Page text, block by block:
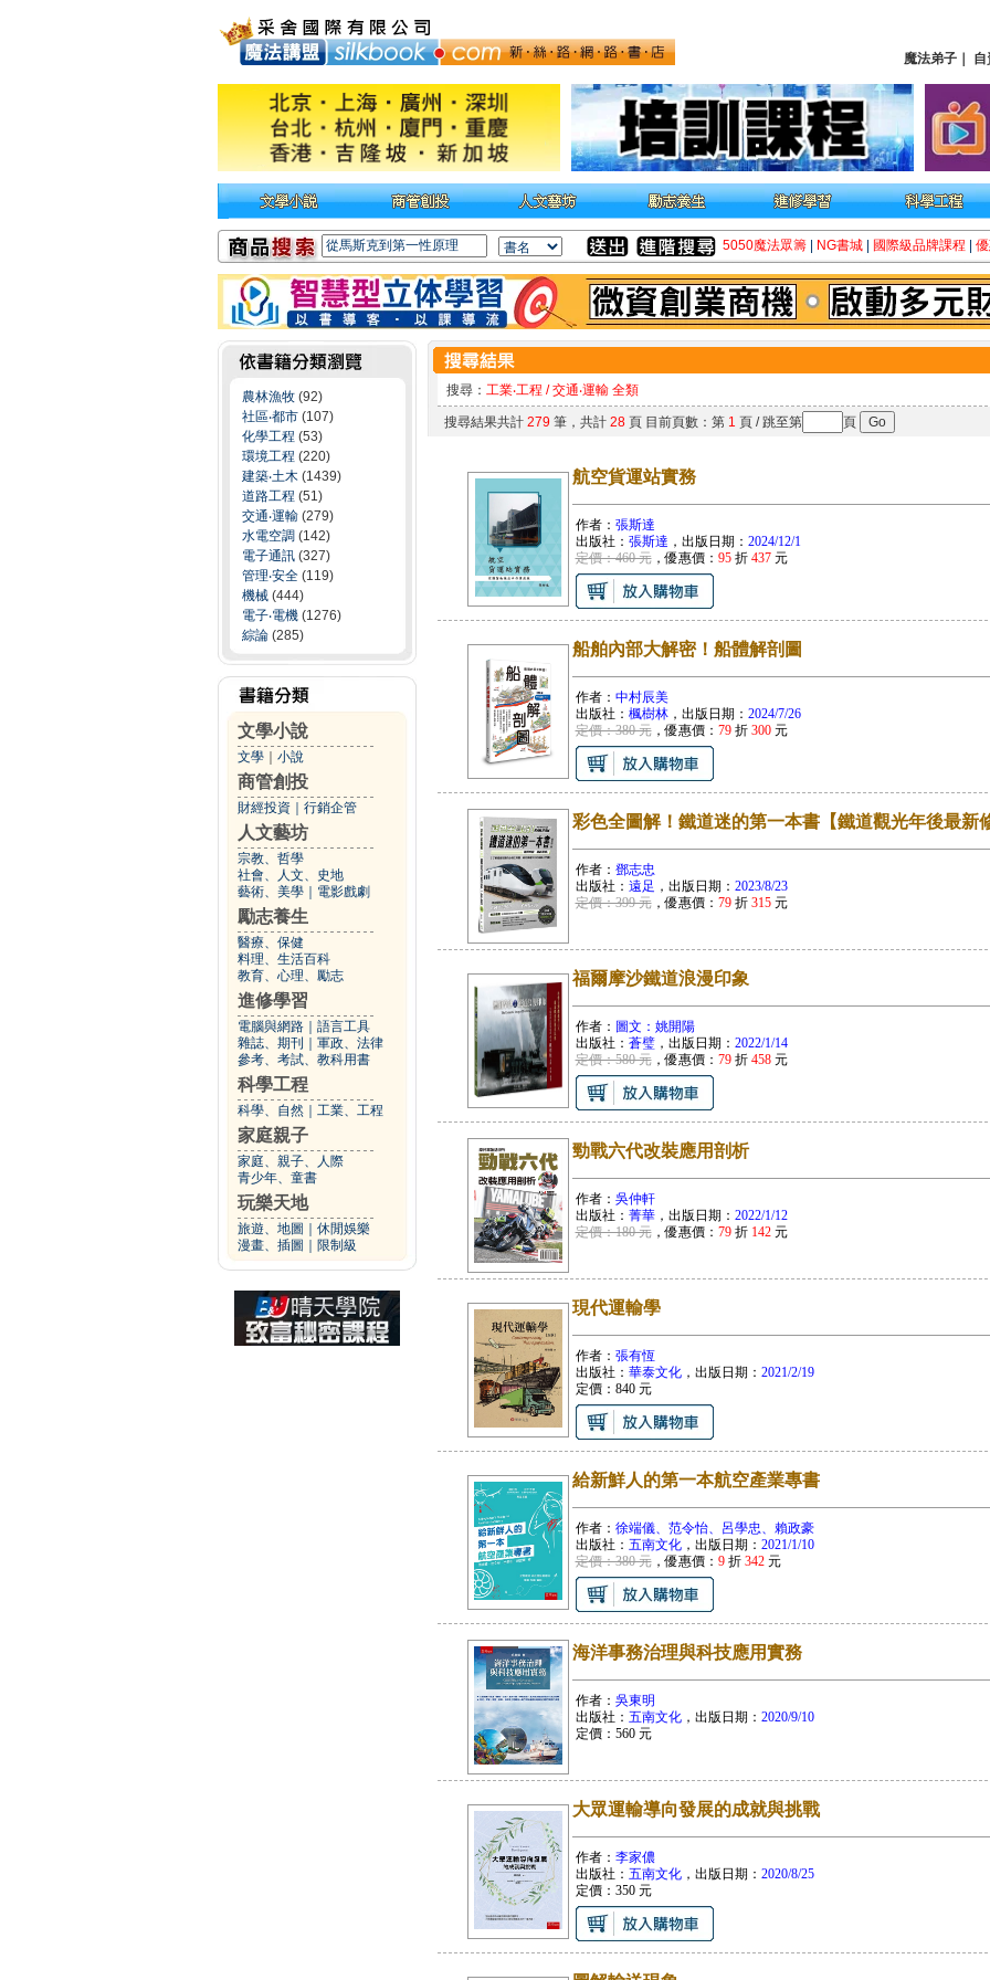
魔法弟子 自
5050魔法眾籌 NG書城 國際級品牌課程
農林漁牧 (92)
社區‧都市 (107)
化學工程 (53)
環境工程 (220)
建築‧土木 (1439)
道路工程 (51)
交通‧運輸 (279)
水電空調 (142)
電子通訊 (327)
管理‧安全 (119)
機械 (444)
電子‧電機 (1276)
綜論 (285)
文學小說
文學 小說
商管創投
財經投資 行銷企管
人文藝坊
宗教、哲學
社會、人文、史地
藝術、美學
電影戲劇
勵志養生
醫療、保健
料理、生活百科
教育、心理、勵志
進修學習
電腦與網路
語言工具
雜誌、期刊
軍政、法律
參考、考試、教科用書
科學工程
科學、自然 工業、工程
家庭親子
家庭、親子、人際
青少年、童書
玩樂天地
旅遊、地圖
休閒娛樂
漫畫、插圖
限制級
搜尋： 工業‧工程 / 交通‧運輸 全類
搜尋結果共計 279 筆，共計 28頁 目前頁數：第 1 頁 / 跳至第 頁
航空貨運站實務
作者： 張斯達
出版社： 張斯達 ，出版日期： 2024/12/1
定價：460 元，優惠價： 95折 437元
船舶內部大解密！船體解剖圖
作者： 中村辰美
出版社： 楓樹林，出版日期： 2024/7/26
定價：380 元，優惠價： 79折 300元
彩色全圖解！鐵道迷的第一本書【鐵道觀光年後最新
作者： 鄧志忠
出版社： 遠足 ，出版日期： 2023/8/23
定價：399 元，優惠價： 79折 315元
福爾摩沙鐵道浪漫印象
作者： 圖文：姚開陽
出版社： 蒼璧，出版日期： 2022/1/14
定價：580 元，優惠價： 79折 458元
勁戰六代改裝應用剖析
作者： 吳仲軒
出版社： 菁華，出版日期： 2022/1/12
定價：180 元，優惠價： 79折 142元
現代運輸學
作者： 張有恆
出版社： 華泰文化，出版日期： 2021/2/19
定價： 840元
給新鮮人的第一本航空產業專書
作者： 徐端儀、范令怡、呂學忠、賴政豪
出版社： 五南文化，出版日期： 2021/1/10
定價：380 元，優惠價： 9折 342元
海洋事務治理與科技應用實務
作者： 吳東明
出版社： 五南文化，出版日期： 2020/9/10
定價： 560元
大眾運輸導向發展的成就與挑戰
作者： 李家儂
出版社： 五南文化，出版日期： 2020/8/25
定價： 350元